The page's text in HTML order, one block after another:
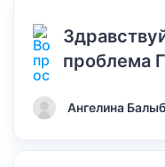
проблема
Ангелина